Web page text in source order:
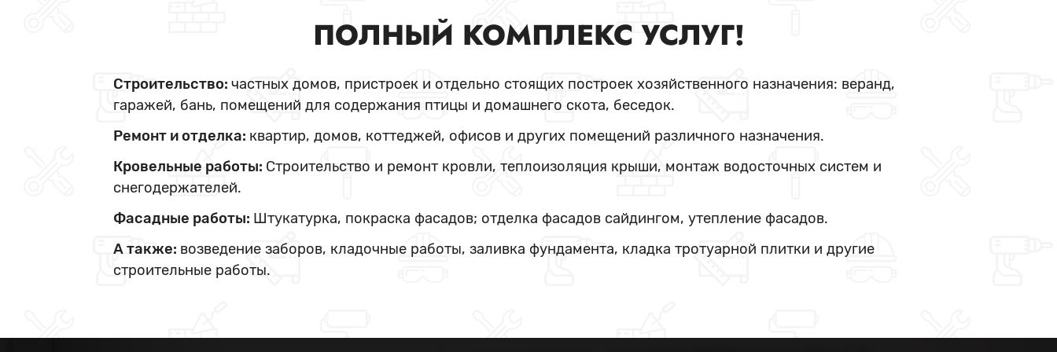
ПОЛНЫЙ КОМПЛЕКС УСЛУГ!
Строительство: частных домов, пристроек и отдельно стоящих построек хозяйственного назначения: веранд,
гаражей, бань, помещений для содержания птицы и домашнего скота, беседок.
Ремонт и отделка: квартир, домов, коттеджей, офисов и других помещений различного назначения.
Кровельные работы: Строительство и ремонт кровли, теплоизоляция крыши, монтаж водосточных систем и
снегодержателей.
Фасадные работы: Штукатурка, покраска фасадов; отделка фасадов сайдингом, утепление фасадов.
А также: возведение заборов, кладочные работы, заливка фундамента, кладка тротуарной плитки и другие
строительные работы.